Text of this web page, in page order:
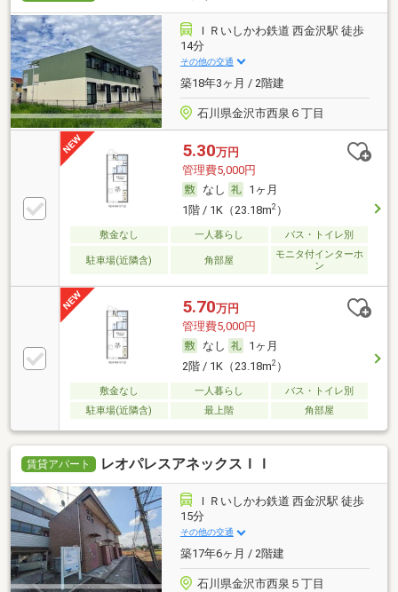
ＩＲいしかわ鉄道 西金沢駅 徒歩
14分
その他の交通
築18年3ヶ月 / 2階建
石川県金沢市西泉６丁目
5.30万円
管理費5,000円
なし
1ヶ月
1階 / 1K（23.18m2）
敷金なし 一人暮らし バス・トイレ別
駐車場(近隣含) 角部屋
モニタ付インターホ
ン
5.70万円
管理費5,000円
なし
1ヶ月
2階 / 1K（23.18m2）
敷金なし 一人暮らし
バス・トイレ別
駐車場(近隣含)
最上階 角部屋
賃貸アパート レオパレスアネックスＩＩ
ＩＲいしかわ鉄道 西金沢駅 徒歩
15分
その他の交通
築17年6ヶ月 / 2階建
石川県金沢市西泉５丁目